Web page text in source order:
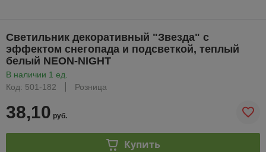
Светильник декоративный "Звезда" с
эффектом снегопада и подсветкой, теплый
белый NEON-NIGHT
В наличии 1 ед.
Код: 501-182
Розница
38,10 руб.
Купить